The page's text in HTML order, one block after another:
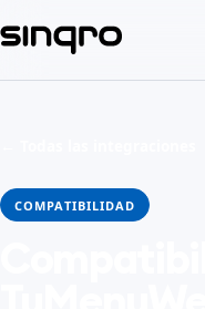
COMPATIBILIDAD